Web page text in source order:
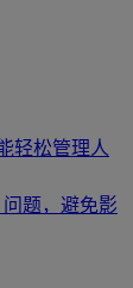
轻松管理人
题，避免影